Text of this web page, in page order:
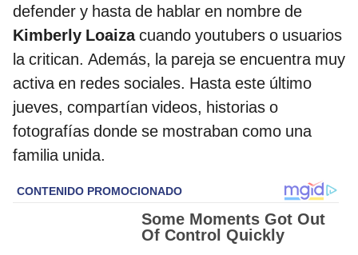
defender y hasta de hablar en nombre de
Kimberly Loaizacuando youtubers o usuarios
la critican. Además, la pareja se encuentra muy
activa en redes sociales. Hasta este último
jueves, compartían videos, historias o
fotografías donde se mostraban como una
familia unida.